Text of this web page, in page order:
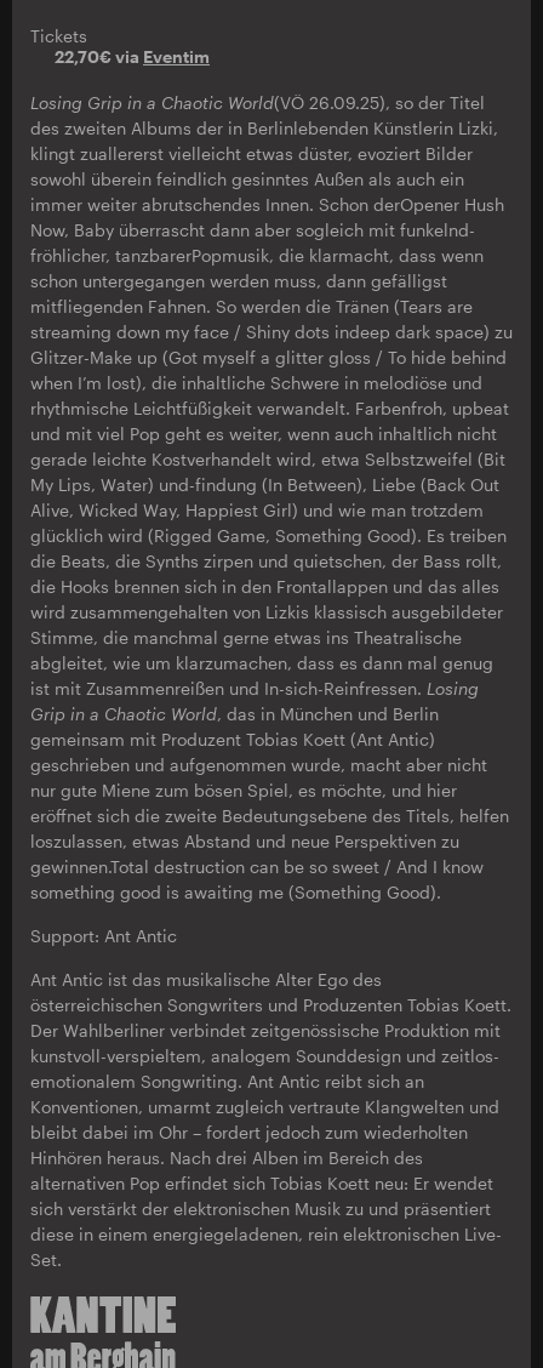
Tickets
22,70€ via Eventim
Losing Grip in a Chaotic World(VÖ 26.09.25), so der Titel
des zweiten Albums der in Berlinlebenden Künstlerin Lizki,
klingt zuallererst vielleicht etwas düster, evoziert Bilder
sowohl überein feindlich gesinntes Außen als auch ein
immer weiter abrutschendes Innen. Schon derOpener Hush
Now, Baby überrascht dann aber sogleich mit funkelnd-
fröhlicher, tanzbarerPopmusik, die klarmacht, dass wenn
schon untergegangen werden muss, dann gefälligst
mitfliegenden Fahnen. So werden die Tränen (Tears are
streaming down my face / Shiny dots indeep dark space) zu
Glitzer-Make up (Got myself a glitter gloss / To hide behind
when I’m lost), die inhaltliche Schwere in melodiöse und
rhythmische Leichtfüßigkeit verwandelt. Farbenfroh, upbeat
und mit viel Pop geht es weiter, wenn auch inhaltlich nicht
gerade leichte Kostverhandelt wird, etwa Selbstzweifel (Bit
My Lips, Water) und-findung (In Between), Liebe (Back Out
Alive, Wicked Way, Happiest Girl) und wie man trotzdem
glücklich wird (Rigged Game, Something Good). Es treiben
die Beats, die Synths zirpen und quietschen, der Bass rollt,
die Hooks brennen sich in den Frontallappen und das alles
wird zusammengehalten von Lizkis klassisch ausgebildeter
Stimme, die manchmal gerne etwas ins Theatralische
abgleitet, wie um klarzumachen, dass es dann mal genug
ist mit Zusammenreißen und In-sich-Reinfressen. Losing
Grip in a Chaotic World, das in München und Berlin
gemeinsam mit Produzent Tobias Koett (Ant Antic)
geschrieben und aufgenommen wurde, macht aber nicht
nur gute Miene zum bösen Spiel, es möchte, und hier
eröffnet sich die zweite Bedeutungsebene des Titels, helfen
loszulassen, etwas Abstand und neue Perspektiven zu
gewinnen.Total destruction can be so sweet / And I know
something good is awaiting me (Something Good).
Support: Ant Antic
Ant Antic ist das musikalische Alter Ego des
österreichischen Songwriters und Produzenten Tobias Koett.
Der Wahlberliner verbindet zeitgenössische Produktion mit
kunstvoll-verspieltem, analogem Sounddesign und zeitlos-
emotionalem Songwriting. Ant Antic reibt sich an
Konventionen, umarmt zugleich vertraute Klangwelten und
bleibt dabei im Ohr – fordert jedoch zum wiederholten
Hinhören heraus. Nach drei Alben im Bereich des
alternativen Pop erfindet sich Tobias Koett neu: Er wendet
sich verstärkt der elektronischen Musik zu und präsentiert
diese in einem energiegeladenen, rein elektronischen Live-
Set.